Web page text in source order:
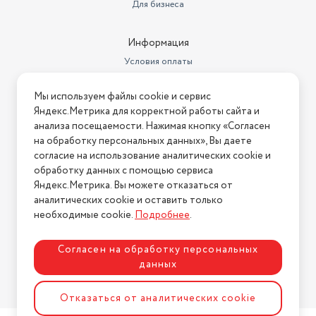
Для бизнеса
Информация
Условия оплаты
Условия возврата
Нашли ошибку на сайте? Напишите нам
2026 © Интернет-магазин "АстМаркет". У нас есть всё!
Политика конфиденциальности
Разработка сайтаASTDESIGN
Мы используем файлы cookie и сервис
Яндекс.Метрика для корректной работы сайта и
анализа посещаемости. Нажимая кнопку «Согласен
на обработку персональных данных», Вы даете
согласие на использование аналитических cookie и
обработку данных с помощью сервиса
Яндекс.Метрика. Вы можете отказаться от
аналитических cookie и оставить только
необходимые cookie.Подробнее.
Согласен на обработку персональных
данных
Отказаться от аналитических cookie